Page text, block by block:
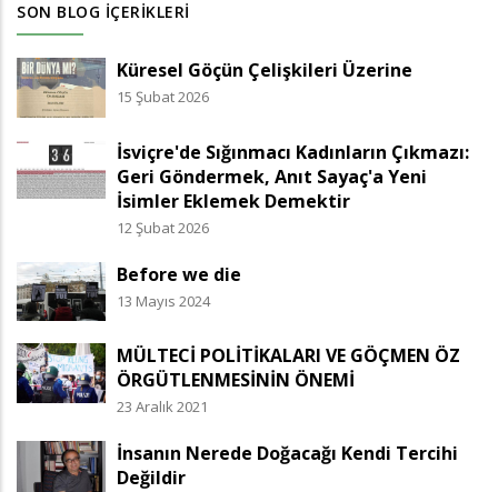
SON BLOG İÇERIKLERI
Küresel Göçün Çelişkileri Üzerine
15 Şubat 2026
İsviçre'de Sığınmacı Kadınların Çıkmazı:
Geri Göndermek, Anıt Sayaç'a Yeni
İsimler Eklemek Demektir
12 Şubat 2026
Before we die
13 Mayıs 2024
MÜLTECİ POLİTİKALARI VE GÖÇMEN ÖZ
ÖRGÜTLENMESİNİN ÖNEMİ
23 Aralık 2021
İnsanın Nerede Doğacağı Kendi Tercihi
Değildir